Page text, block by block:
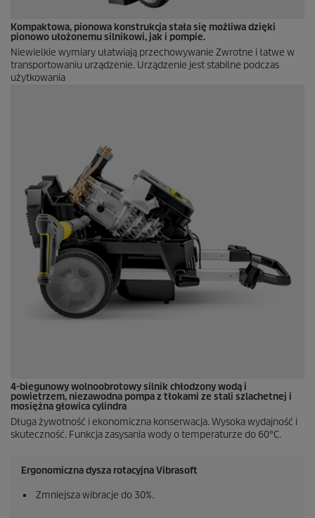
Kompaktowa, pionowa konstrukcja stała się możliwa dzięki
pionowo ułożonemu silnikowi, jak i pompie.
Niewielkie wymiary ułatwiają przechowywanie Zwrotne i łatwe w
transportowaniu urządzenie. Urządzenie jest stabilne podczas
użytkowania
4-biegunowy wolnoobrotowy silnik chłodzony wodą i
powietrzem, niezawodna pompa z tłokami ze stali szlachetnej i
mosiężna głowica cylindra
Długa żywotność i ekonomiczna konserwacja. Wysoka wydajność i
skuteczność. Funkcja zasysania wody o temperaturze do 60°C.
Ergonomiczna dysza rotacyjna Vibrasoft
Zmniejsza wibracje do 30%.